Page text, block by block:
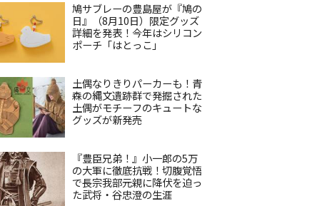
鳩サブレーの豊島屋が『鳩の
日』（8月10日）限定グッズ
詳細を発表！今年はシリコン
ポーチ「はとっこ」
土偶なりきりパーカーも！青
森の縄文遺跡群で発掘された
土偶がモチーフのキュートな
グッズが新発売
『豊臣兄弟！』小一郎の5万
の大軍に徹底抗戦！切腹覚悟
で長宗我部元親に降伏を迫っ
た武将・谷忠澄の生涯